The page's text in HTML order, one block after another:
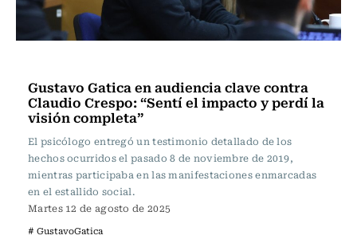
Gustavo Gatica en audiencia clave contra
Claudio Crespo: “Sentí el impacto y perdí la
visión completa”
El psicólogo entregó un testimonio detallado de los
hechos ocurridos el pasado 8 de noviembre de 2019,
mientras participaba en las manifestaciones enmarcadas
en el estallido social.
Martes 12 de agosto de 2025
# GustavoGatica